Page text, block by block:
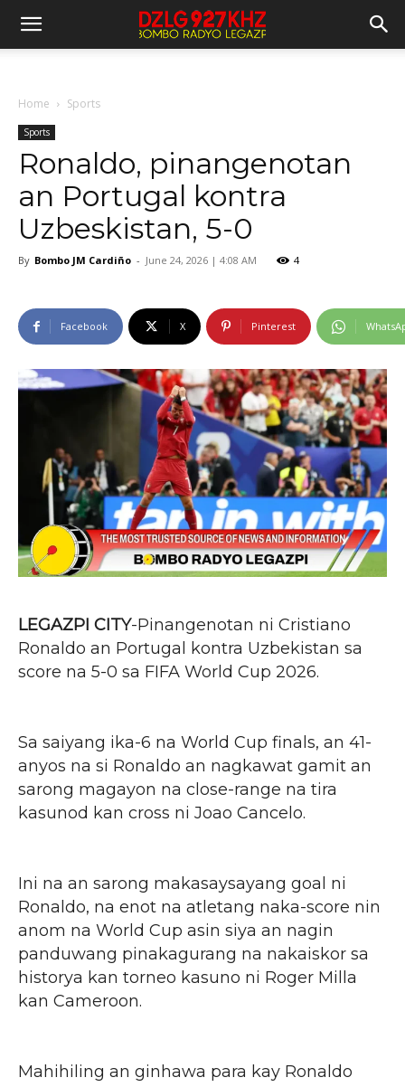
Home Sports
Sports
Ronaldo, pinangenotan
an Portugal kontra
Uzbeskistan, 5-0
By Bombo JM Cardiño - June 24, 2026 | 4:08 AM 4
Facebook X Pinterest
LEGAZPI CITY-Pinangenotan ni Cristiano
Ronaldo an Portugal kontra Uzbekistan sa
score na 5-0 sa FIFA World Cup 2026.
Sa saiyang ika-6 na World Cup finals, an 41-
anyos na si Ronaldo an nagkawat gamit an
sarong magayon na close-range na tira
kasunod kan cross ni Joao Cancelo.
Ini na an sarong makasaysayang goal ni
Ronaldo, na enot na atletang naka-score nin
anom na World Cup asin siya an nagin
panduwang pinakagurang na nakaiskor sa
historya kan torneo kasuno ni Roger Milla
kan Cameroon.
Mahihiling an ginhawa para kay Ronaldo